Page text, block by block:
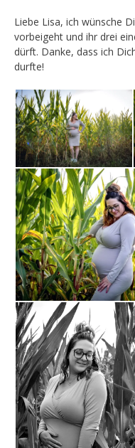
Liebe Lisa, ich wünsche
vorbeigeht und ihr drei
dürft. Danke, dass ich
durfte!